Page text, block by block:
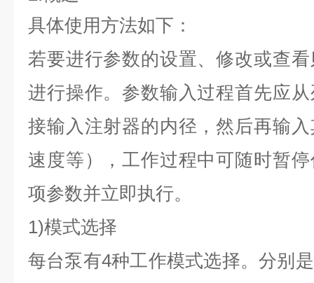
具体使用方法如下：
若要进行参数的设置、修改或查
进行操作。参数输入过程首先应
接输入注射器的内径，然后再输
速度等），工作过程中可随时暂
项参数并立即执行。
1)模式选择
每台泵有4种工作模式选择。分别